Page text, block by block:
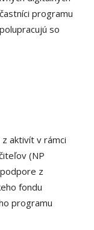
programu
so
aktivít v rámci
(NP
z
fondu
programu